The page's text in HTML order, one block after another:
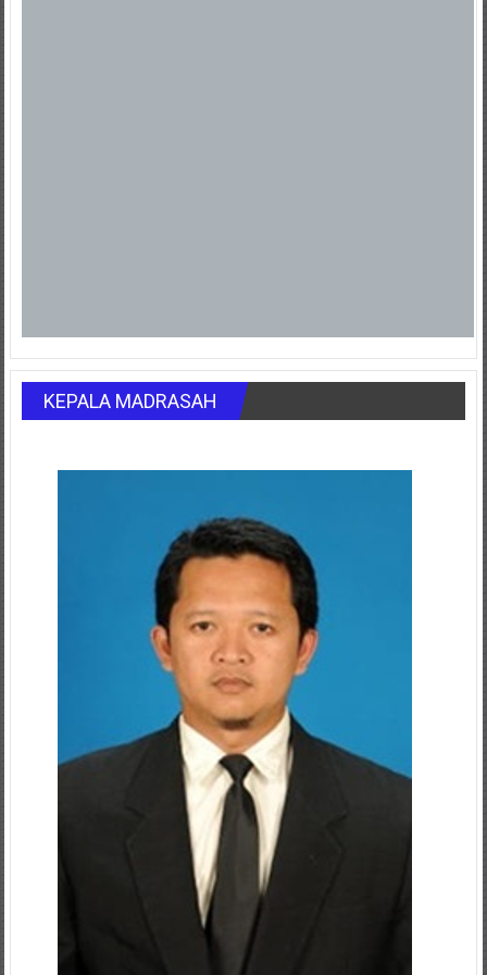
KEPALA MADRASAH